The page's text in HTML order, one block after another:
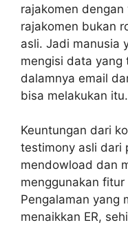
rajakomen
rajakomen bukan
asli. Jadi manusia
mengisi data yang
dalamnya email
bisa melakukan itu.
Keuntungan dari
testimony asli dari
mendowload dan
menggunakan
Pengalaman yang
menaikkan ER,